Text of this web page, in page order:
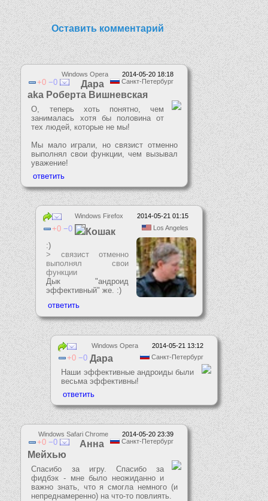
Оставить комментарий
2014-05-20 18:18
Windows Opera
Санкт-Петербург
0 0
Дара
aka Роберта Вишневская
О, теперь хоть понятно, чем
занималась хотя бы половина от
тех людей, которые не мы!
Мы мало играли, но связист отменно
выполнял свои функции, чем вызывал
уважение!
2014-05-21 01:15
Windows Firefox
Los Angeles
0 0 Кошак
:)
> связист отменно
выполнял свои
функции
Дык "андроид
эффективный" же. :)
2014-05-21 13:12
Windows Opera
Санкт-Петербург
0 0 Дара
Наши эффективные андроиды были
весьма эффективны!
2014-05-20 23:39
Windows Safari Chrome
Санкт-Петербург
0 0
Анна
Мейхью
Спасибо за игру. Спасибо за
фидбэк - мне было неожиданно и
важно знать, что я смогла немного (и
непреднамеренно) на что-то повлиять.